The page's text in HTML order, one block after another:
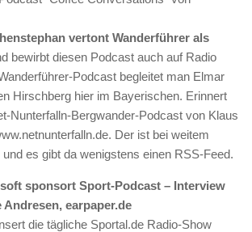
vertont Wanderführer als
bewirbt diesen Podcast auch auf Radio
Podcast begleitet man Elmar
Hirschberg hier im Bayerischen. Erinnert
Nunterfalln-Bergwander-Podcast von Klaus
Der ist bei weitem
es gibt da wenigstens einen RSS-Feed.
sponsort Sport-Podcast – Interview
Andresen, earpaper.de
die tägliche Sportal.de Radio-Show